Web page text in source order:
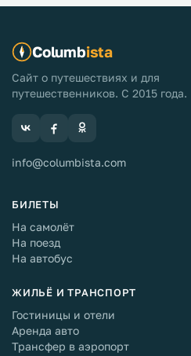
Columbista
Сайт о путешествиях и для
путешественников. С 2015 года.
info@columbista.com
БИЛЕТЫ
На самолёт
На поезд
На автобус
ЖИЛЬЁ И ТРАНСПОРТ
Гостиницы и отели
Аренда авто
Трансфер в аэропорт